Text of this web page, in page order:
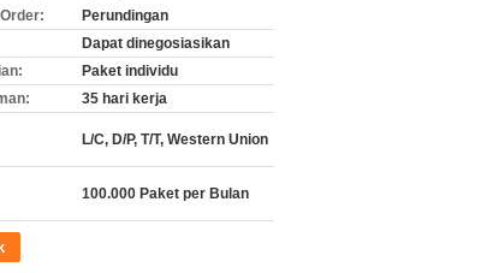
Perundingan
Dapat dinegosiasikan
Paket individu
35 hari kerja
L/C, D/P, T/T, Western Union
100.000 Paket per Bulan